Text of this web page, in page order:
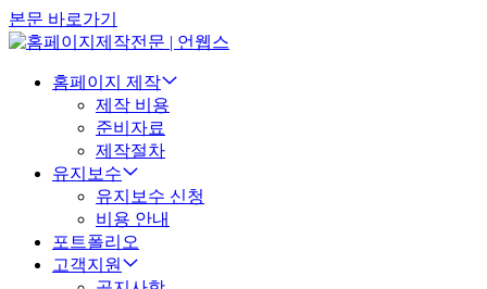
본문 바로가기
홈페이지 제작
제작 비용
준비자료
제작절차
유지보수
유지보수 신청
비용 안내
포트폴리오
고객지원